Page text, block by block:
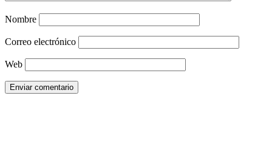
Nombre
Correo electrónico
Web